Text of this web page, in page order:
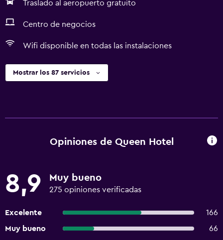
Traslado al aeropuerto gratuito
Centro de negocios
Wifi disponible en todas las instalaciones
Mostrar los 87 servicios
Opiniones de Queen Hotel
8,9 Muy bueno
275 opiniones verificadas
Excelente
166
Muy bueno
66